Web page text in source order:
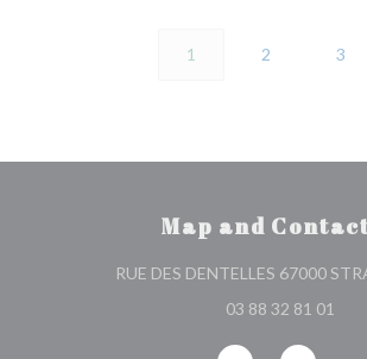
1 2 3
Map and
RUE DES DENTELLES 67000
03 88 32 81 01